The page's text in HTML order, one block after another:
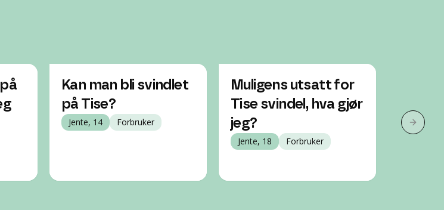
Kan man bli svindlet
på Tise?
Jente, 14 Forbruker
Muligens utsatt for
Tise svindel, hva gjør
jeg?
Jente, 18 Forbruker
Neste